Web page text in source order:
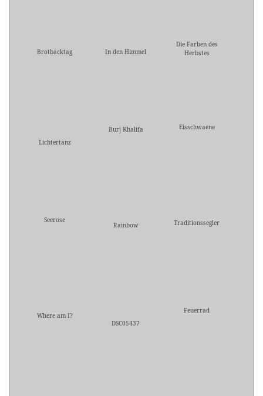
Brotbacktag In den Himmel
Die Farben des
Herbstes
Lichtertanz
Burj Khalifa Eisschwaene
Seerose
Rainbow Traditionssegler
Where am I?
DSC05437
Feuerrad